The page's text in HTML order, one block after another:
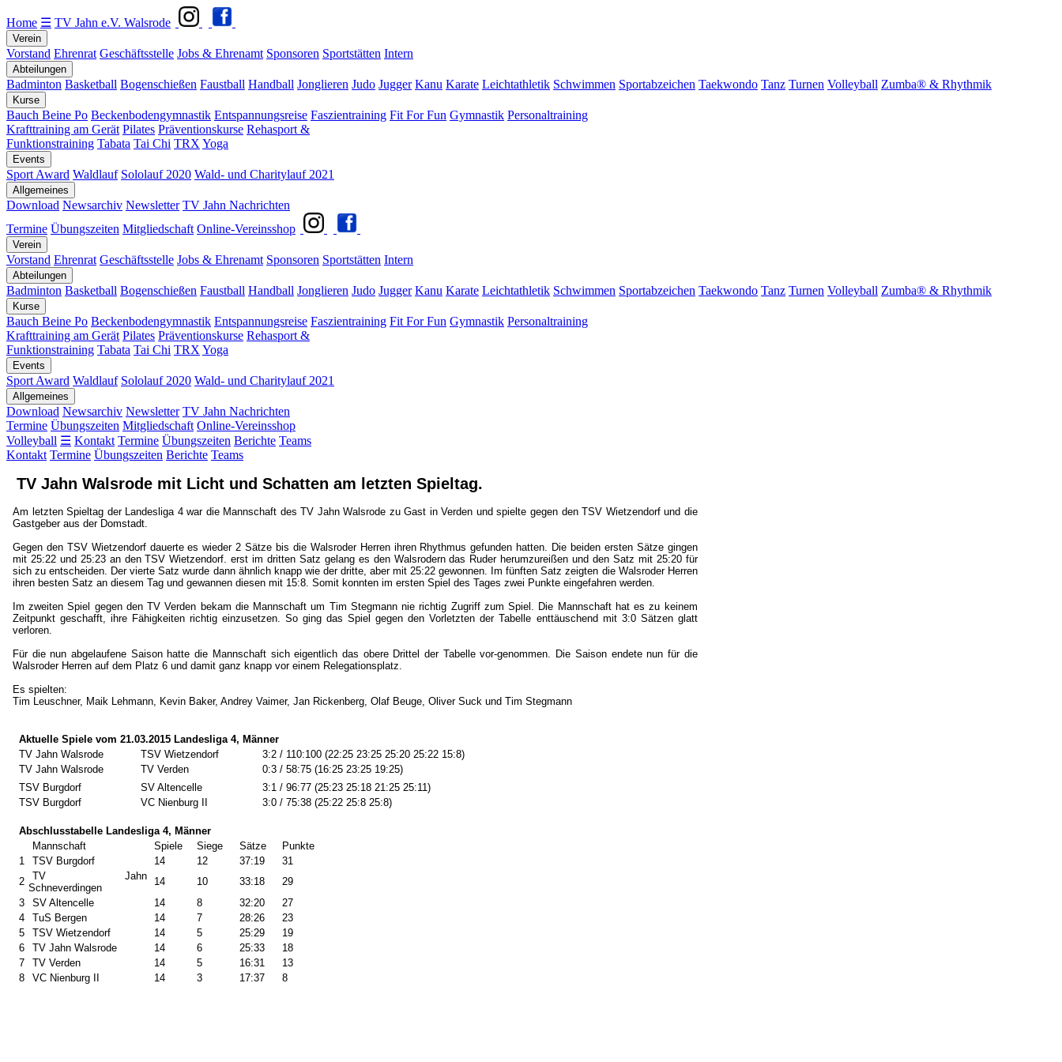
Home ☰ TV Jahn e.V. Walsrode
Verein
Vorstand Ehrenrat Geschäftsstelle Jobs & Ehrenamt Sponsoren Sportstätten Intern
Abteilungen
Badminton Basketball Bogenschießen Faustball Handball Jonglieren Judo Jugger Kanu Karate Leichtathletik Schwimmen Sportabzeichen Taekwondo Tanz Turnen Volleyball Zumba® & Rhythmik
Kurse
Bauch Beine Po Beckenbodengymnastik Entspannungsreise Faszientraining Fit For Fun Gymnastik Personaltraining
Krafttraining am Gerät Pilates Präventionskurse Rehasport &
Funktionstraining Tabata Tai Chi TRX Yoga
Events
Sport Award Waldlauf Sololauf 2020 Wald- und Charitylauf 2021
Allgemeines
Download Newsarchiv Newsletter TV Jahn Nachrichten
Termine Übungszeiten Mitgliedschaft Online-Vereinsshop
Verein
Vorstand Ehrenrat Geschäftsstelle Jobs & Ehrenamt Sponsoren Sportstätten Intern
Abteilungen
Badminton Basketball Bogenschießen Faustball Handball Jonglieren Judo Jugger Kanu Karate Leichtathletik Schwimmen Sportabzeichen Taekwondo Tanz Turnen Volleyball Zumba® & Rhythmik
Kurse
Bauch Beine Po Beckenbodengymnastik Entspannungsreise Faszientraining Fit For Fun Gymnastik Personaltraining
Krafttraining am Gerät Pilates Präventionskurse Rehasport &
Funktionstraining Tabata Tai Chi TRX Yoga
Events
Sport Award Waldlauf Sololauf 2020 Wald- und Charitylauf 2021
Allgemeines
Download Newsarchiv Newsletter TV Jahn Nachrichten
Termine Übungszeiten Mitgliedschaft Online-Vereinsshop
Volleyball ☰ Kontakt Termine Übungszeiten Berichte Teams
Kontakt Termine Übungszeiten Berichte Teams